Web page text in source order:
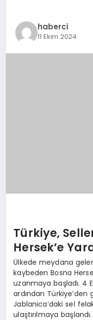
EĞITIMhaberci
11 Ekim 2024
Türkiye,
Hersek’e
Ülkede meydana
kaybeden Bosna
uzanmaya başladı. 4
ardından Türkiye’den
Jablanica’daki sel
ulaştırılmaya başlandı.